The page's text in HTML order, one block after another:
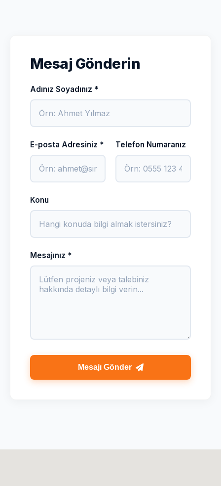
Mesaj Gönderin
Adınız Soyadınız *
E-posta Adresiniz * Telefon Numaranız
Konu
Mesajınız *
Mesajı Gönder